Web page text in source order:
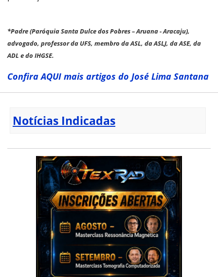
*Padre (Paróquia Santa Dulce dos Pobres – Aruana - Aracaju),
advogado, professor da UFS, membro da ASL, da ASLJ, da ASE, da
ADL e do IHGSE.
Confira AQUI mais artigos do José Lima Santana
Notícias Indicadas